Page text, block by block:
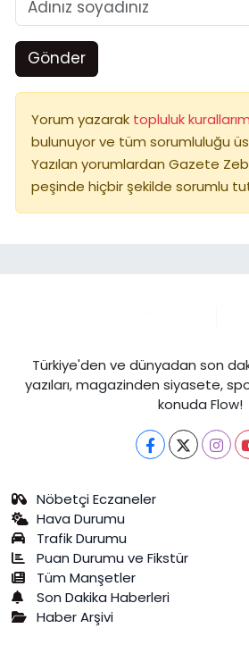
Gönder
Yorum yazarak topluluk
bulunuyor ve tüm sorumluluğu
Yazılan yorumlardan Gazete
peşinde hiçbir şekilde sorumlu
Türkiye'den ve dünyadan son
yazıları, magazinden siyasete,
konuda Flow!
Nöbetçi Eczaneler
Hava Durumu
Trafik Durumu
Puan Durumu ve Fikstür
Tüm Manşetler
Son Dakika Haberleri
Haber Arşivi